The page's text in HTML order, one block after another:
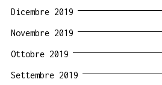
Dicembre 2019
Novembre 2019
Ottobre 2019
Settembre 2019